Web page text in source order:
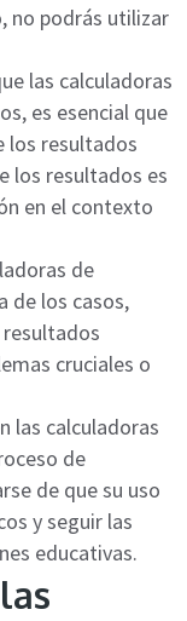
no podrás utilizar
las calculadoras
es esencial que
los resultados
los resultados es
en el contexto
de
de los casos,
cruciales o
las calculadoras
de
de que su uso
y seguir las
educativas.